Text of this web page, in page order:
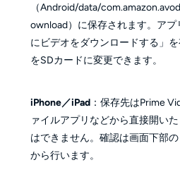
（Android/data/
ownload）に保存されます。アプ
にビデオをダウンロードする」
をSDカードに変更できます。
iPhone／iPad：保存先はPrime
ァイルアプリなどから直接開い
はできません。確認は画面下部
から行います。